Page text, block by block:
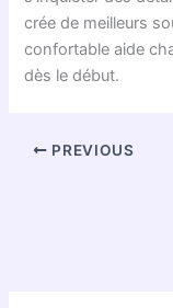
crée de meilleurs
confortable aide
dès le début.
PREVIOUS